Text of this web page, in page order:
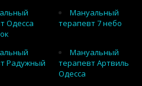
Одесса
Мануальный
терапевт 7 небо
Радужный
Мануальный
терапевт Артвиль
Одесса